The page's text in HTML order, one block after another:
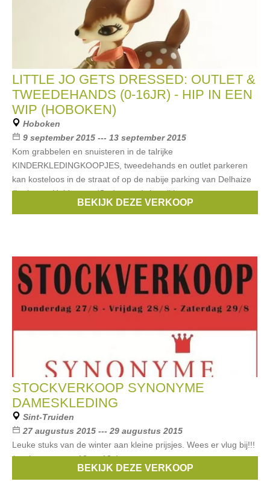
LITTLE JO GETS DRESSED: OUTLET &
TWEEDEHANDS (0-16JR) - HIP IN EEN
WIP (HOBOKEN)
Hoboken
9 september 2015 --- 13 september 2015
Kom grabbelen en snuisteren in de talrijke
KINDERKLEDINGKOOPJES, tweedehands en outlet parkeren
kan kosteloos in de straat of op de nabije parking van Delhaize
(kruispunt Heidestraat/Oudestraat). bereikbaar
Zorra,Bengh,Bellerose,Limon,
BEKIJK DEZE VERKOOP
STOCKVERKOOP SYNONYME
DAMESKLEDING
Sint-Truiden
27 augustus 2015 --- 29 augustus 2015
Leuke stuks van de winter aan kleine prijsjes. Wees er vlug bij!!!
(gesloten tussen 12 en 13u)
Stills,McGregor,IKKS,Bellerose
BEKIJK DEZE VERKOOP